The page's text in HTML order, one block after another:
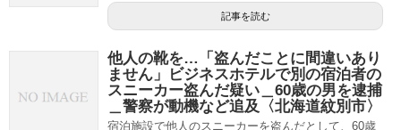
記事を読む
他人の靴を…「盗んだことに間違いあり
ません」ビジネスホテルで別の宿泊者の
スニーカー盗んだ疑い＿60歳の男を逮捕
＿警察が動機など追及〈北海道紋別市〉
宿泊施設で他人のスニーカーを盗んだとして、60歳